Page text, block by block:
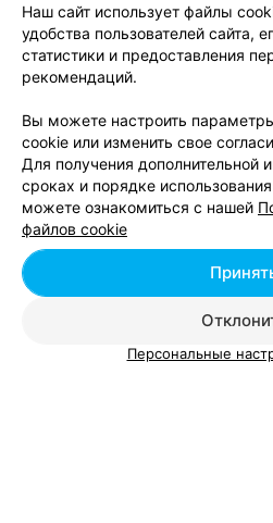
ЭФФЕКТИВНАЯ РЕКЛАМА НА САЙТЕ
Добавить
Добавить
Наш сайт использует файлы
удобства пользователей сайта,
статистики и предоставления
рекомендаций.
Вы можете настроить
cookie или изменить свое
Для получения дополнительной
сроках и порядке
можете ознакомиться с нашей
файлов cookie
Персональные